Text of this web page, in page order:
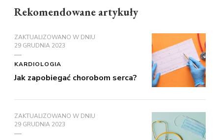
Rekomendowane artykuły
ZAKTUALIZOWANO W DNIU
29 GRUDNIA 2023
KARDIOLOGIA
Jak zapobiegać chorobom serca?
ZAKTUALIZOWANO W DNIU
29 GRUDNIA 2023